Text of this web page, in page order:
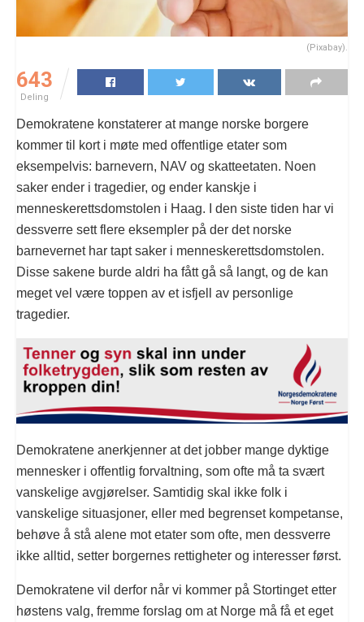
(Pixabay).
643
Deling
Demokratene konstaterer at mange norske borgere
kommer til kort i møte med offentlige etater som
eksempelvis: barnevern, NAV og skatteetaten. Noen
saker ender i tragedier, og ender kanskje i
menneskerettsdomstolen i Haag. I den siste tiden har vi
dessverre sett flere eksempler på der det norske
barnevernet har tapt saker i menneskerettsdomstolen.
Disse sakene burde aldri ha fått gå så langt, og de kan
meget vel være toppen av et isfjell av personlige
tragedier.
Demokratene anerkjenner at det jobber mange dyktige
mennesker i offentlig forvaltning, som ofte må ta svært
vanskelige avgjørelser. Samtidig skal ikke folk i
vanskelige situasjoner, eller med begrenset kompetanse,
behøve å stå alene mot etater som ofte, men dessverre
ikke alltid, setter borgernes rettigheter og interesser først.
Demokratene vil derfor når vi kommer på Stortinget etter
høstens valg, fremme forslag om at Norge må få et eget